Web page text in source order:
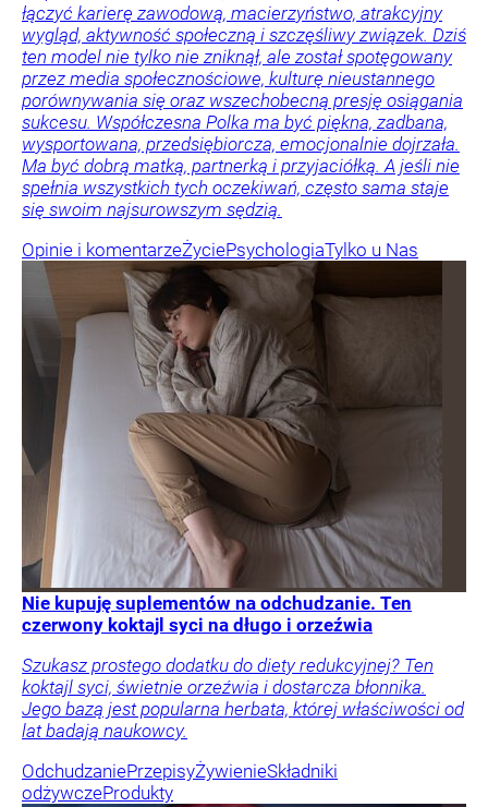
łączyć karierę zawodową, macierzyństwo, atrakcyjny
wygląd, aktywność społeczną i szczęśliwy związek. Dziś
ten model nie tylko nie zniknął, ale został spotęgowany
przez media społecznościowe, kulturę nieustannego
porównywania się oraz wszechobecną presję osiągania
sukcesu. Współczesna Polka ma być piękna, zadbana,
wysportowana, przedsiębiorcza, emocjonalnie dojrzała.
Ma być dobrą matką, partnerką i przyjaciółką. A jeśli nie
spełnia wszystkich tych oczekiwań, często sama staje
się swoim najsurowszym sędzią.
Opinie i komentarzeŻyciePsychologiaTylko u Nas
Nie kupuję suplementów na odchudzanie. Ten
czerwony koktajl syci na długo i orzeźwia
Szukasz prostego dodatku do diety redukcyjnej? Ten
koktajl syci, świetnie orzeźwia i dostarcza błonnika.
Jego bazą jest popularna herbata, której właściwości od
lat badają naukowcy.
OdchudzaniePrzepisyŻywienieSkładniki
odżywczeProdukty